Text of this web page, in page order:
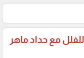
مع حداد ماهر